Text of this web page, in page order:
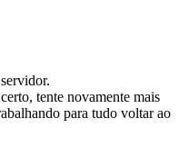
tente novamente mais
para tudo voltar ao